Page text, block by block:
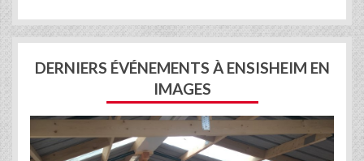
DERNIERS ÉVÉNEMENTS À ENSISHEIM EN
IMAGES